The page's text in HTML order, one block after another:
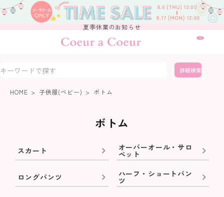
夏季休業のお知らせ
0
詳細検索
HOME 子供服(ベビー) ボトム
ボトム
スカート オーバーオール・サロ
ペット
ロングパンツ ハーフ・ショートパン
ツ